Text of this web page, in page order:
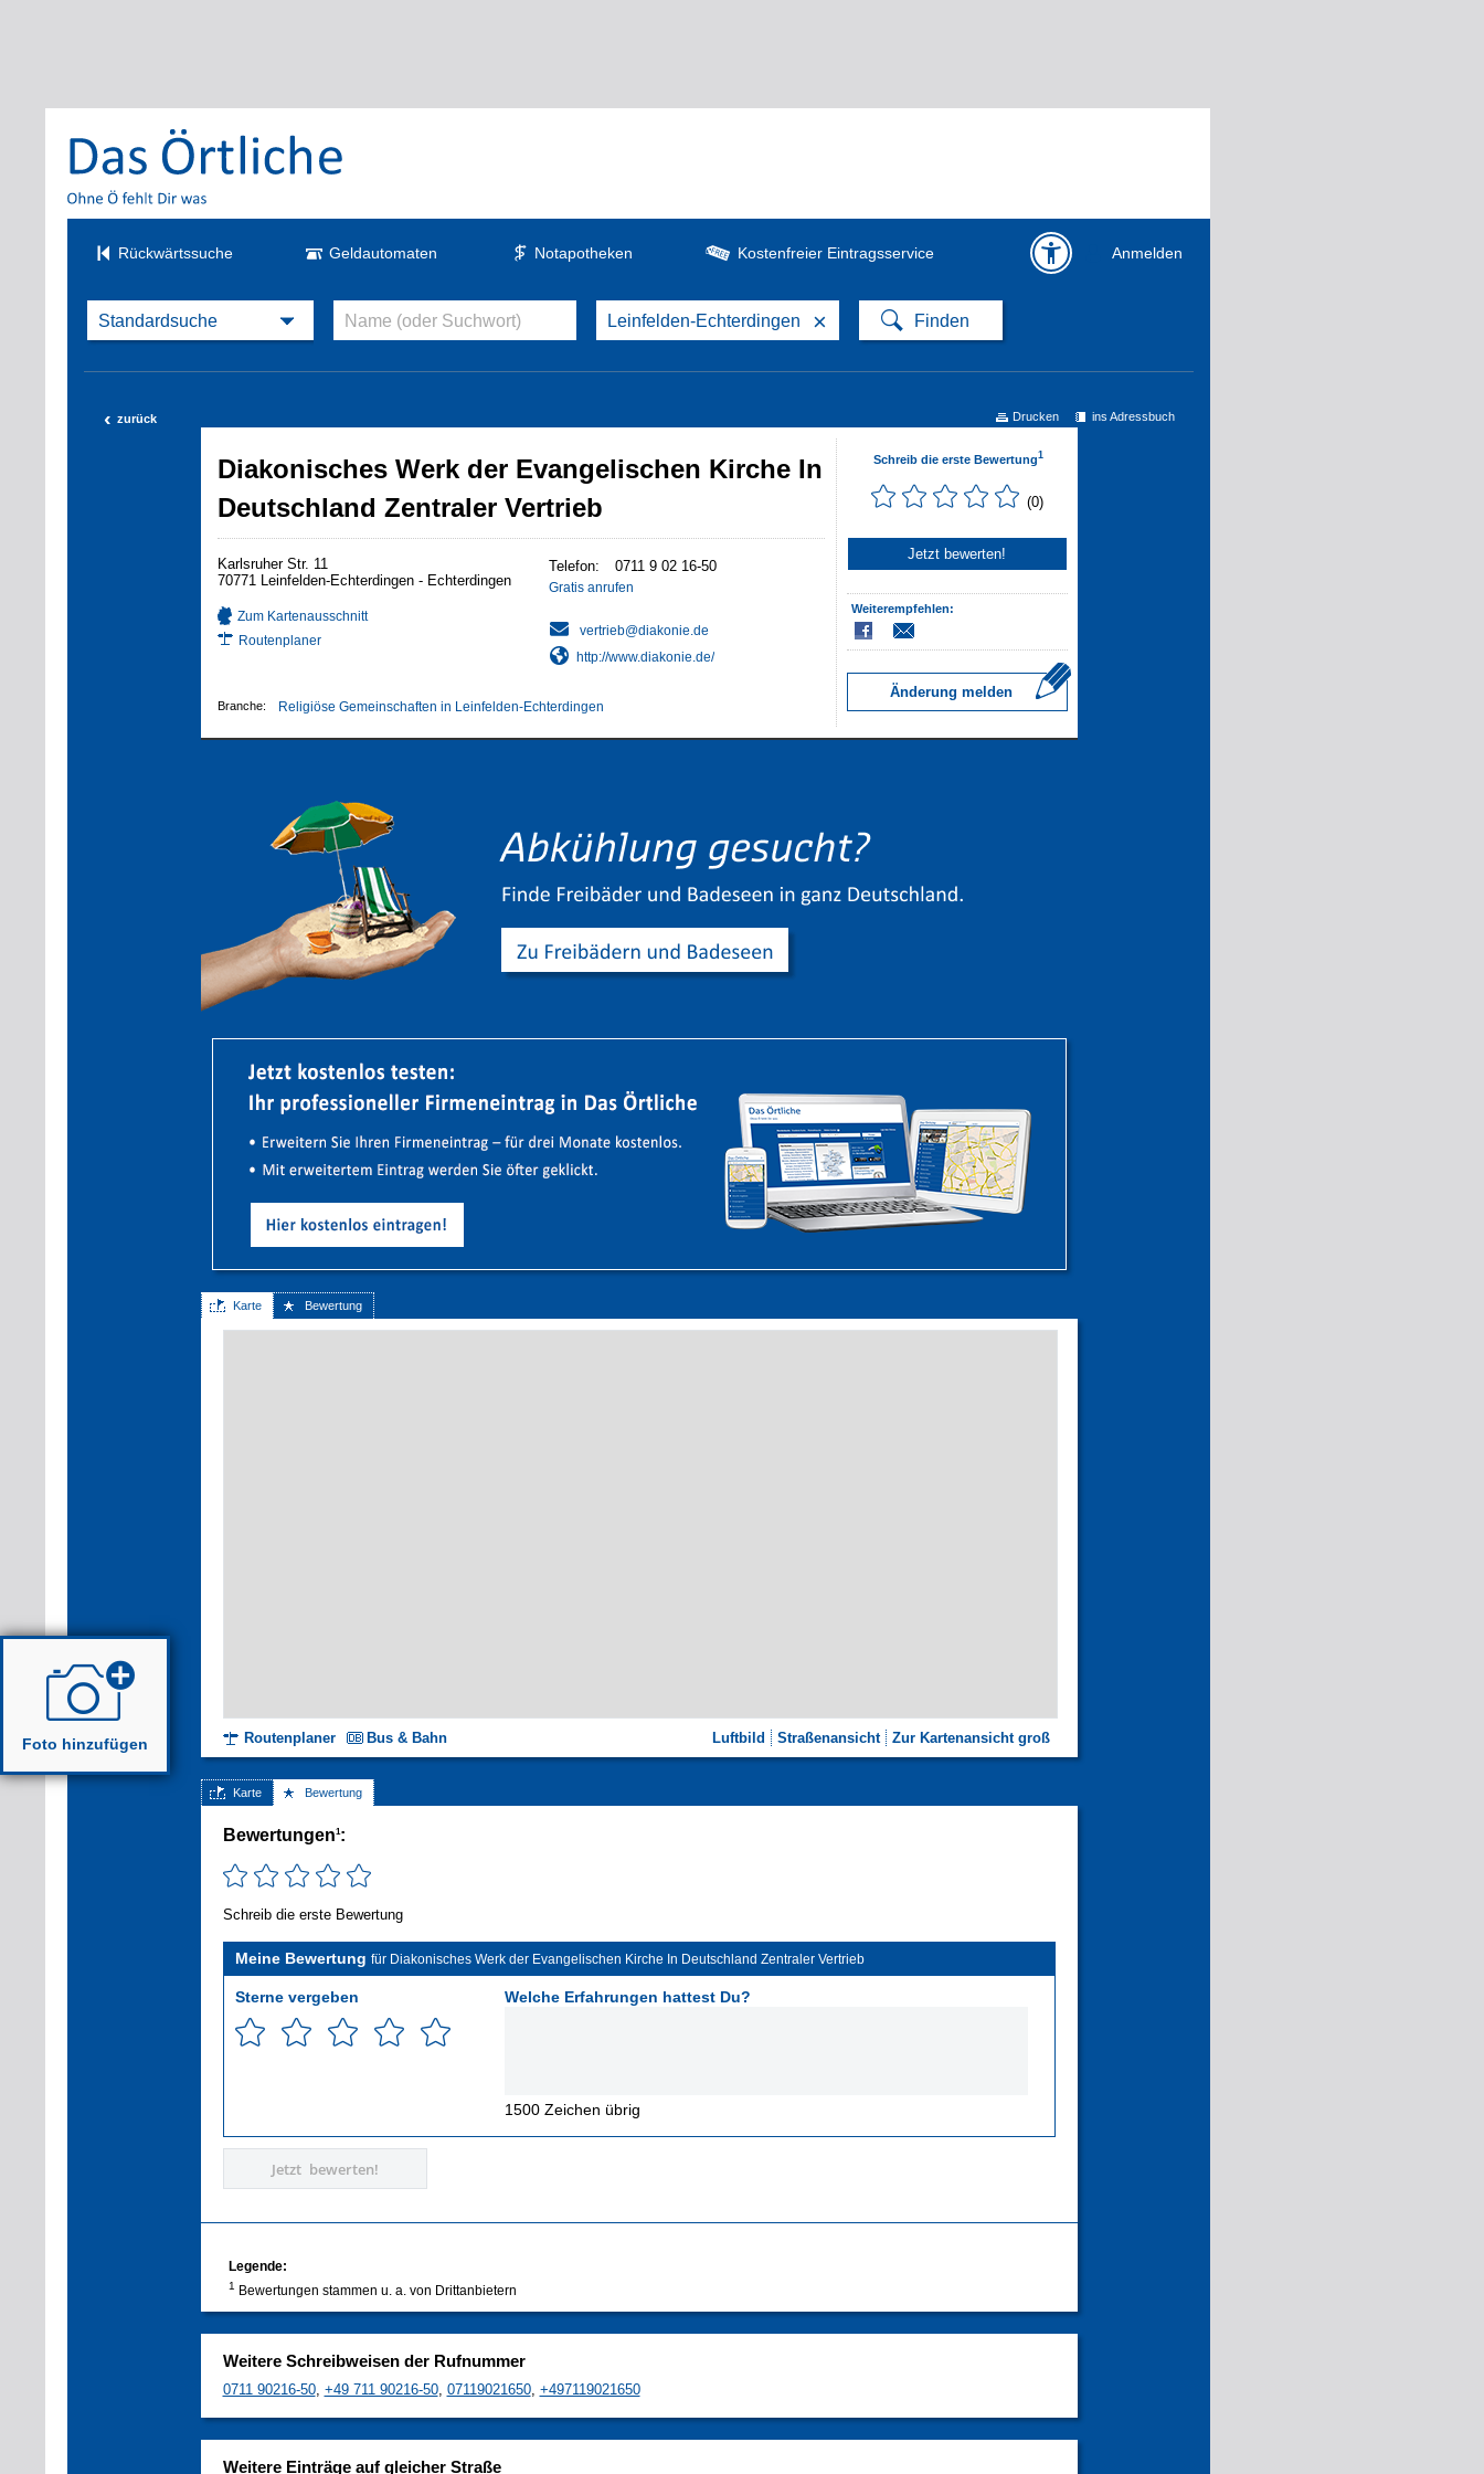
Rückwärtssuche Geldautomaten Notapotheken Kostenfreier Eintragsservice Anmelden
×
ins Adressbuch
Drucken
‹ zurück
Diakonisches Werk der Evangelischen Kirche In
Deutschland Zentraler Vertrieb
Karlsruher Str. 11
70771 Leinfelden-Echterdingen - Echterdingen
Zum Kartenausschnitt
Routenplaner
Telefon: 0711 9 02 16-50
Gratis anrufen
http://www.diakonie.de/
Branche: Religiöse Gemeinschaften in Leinfelden-Echterdingen
Schreib die erste Bewertung1
(0)
Jetzt bewerten!
Weiterempfehlen:
Änderung melden
Karte Bewertung
Luftbild Straßenansicht Zur Kartenansicht groß
Routenplaner Bus & Bahn
Karte Bewertung
Bewertungen1:
Schreib die erste Bewertung
Meine Bewertung für Diakonisches Werk der Evangelischen Kirche In Deutschland Zentraler Vertrieb
Sterne vergeben Welche Erfahrungen hattest Du?
1500 Zeichen übrig
Jetzt bewerten!
Legende:
1 Bewertungen stammen u. a. von Drittanbietern
Weitere Schreibweisen der Rufnummer
0711 90216-50, +49 711 90216-50, 07119021650, +497119021650
Weitere Einträge auf gleicher Straße
Foto hinzufügen